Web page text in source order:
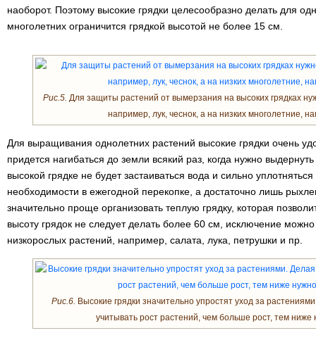
наоборот. Поэтому высокие грядки целесообразно делать для
многолетних ограничится грядкой высотой не более 15 см.
Рис.5. Для защиты растений от вымерзания на высоких грядках
например, лук, чеснок, а на низких многолетние,
Для выращивания однолетних растений высокие грядки очень
придется нагибаться до земли всякий раз, когда нужно
высокой грядке не будет застаиваться вода и сильно уплотняться
необходимости в ежегодной перекопке, а достаточно лишь
значительно проще организовать теплую грядку, которая
высоту грядок не следует делать более 60 см, исключение
низкорослых растений, например, салата, лука, петрушки и пр.
Рис.6. Высокие грядки значительно упростят уход за
учитывать рост растений, чем больше рост, тем ниже